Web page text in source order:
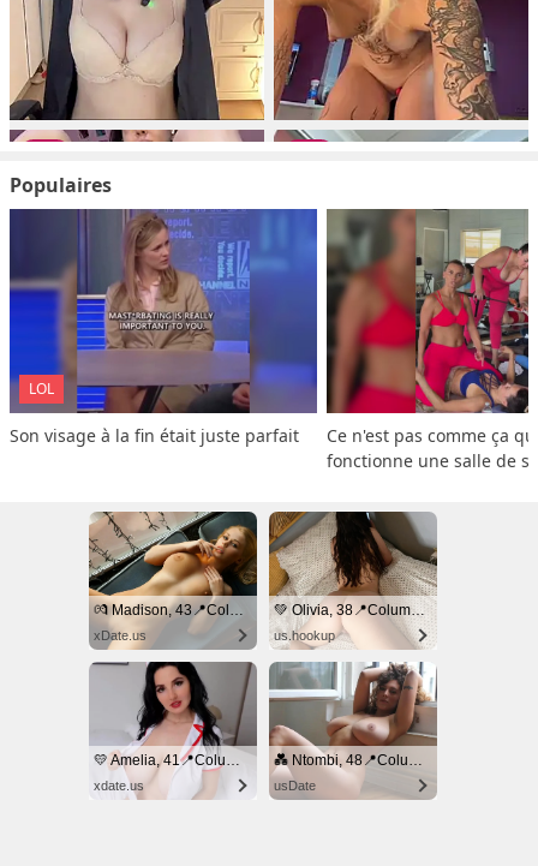
Populaires
LOL
Son visage à la fin était juste parfait
Ce n'est pas comme ça
fonctionne une salle de